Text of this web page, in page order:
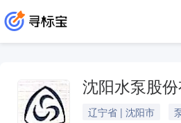
沈阳水泵股份
辽宁省 | 沈阳市